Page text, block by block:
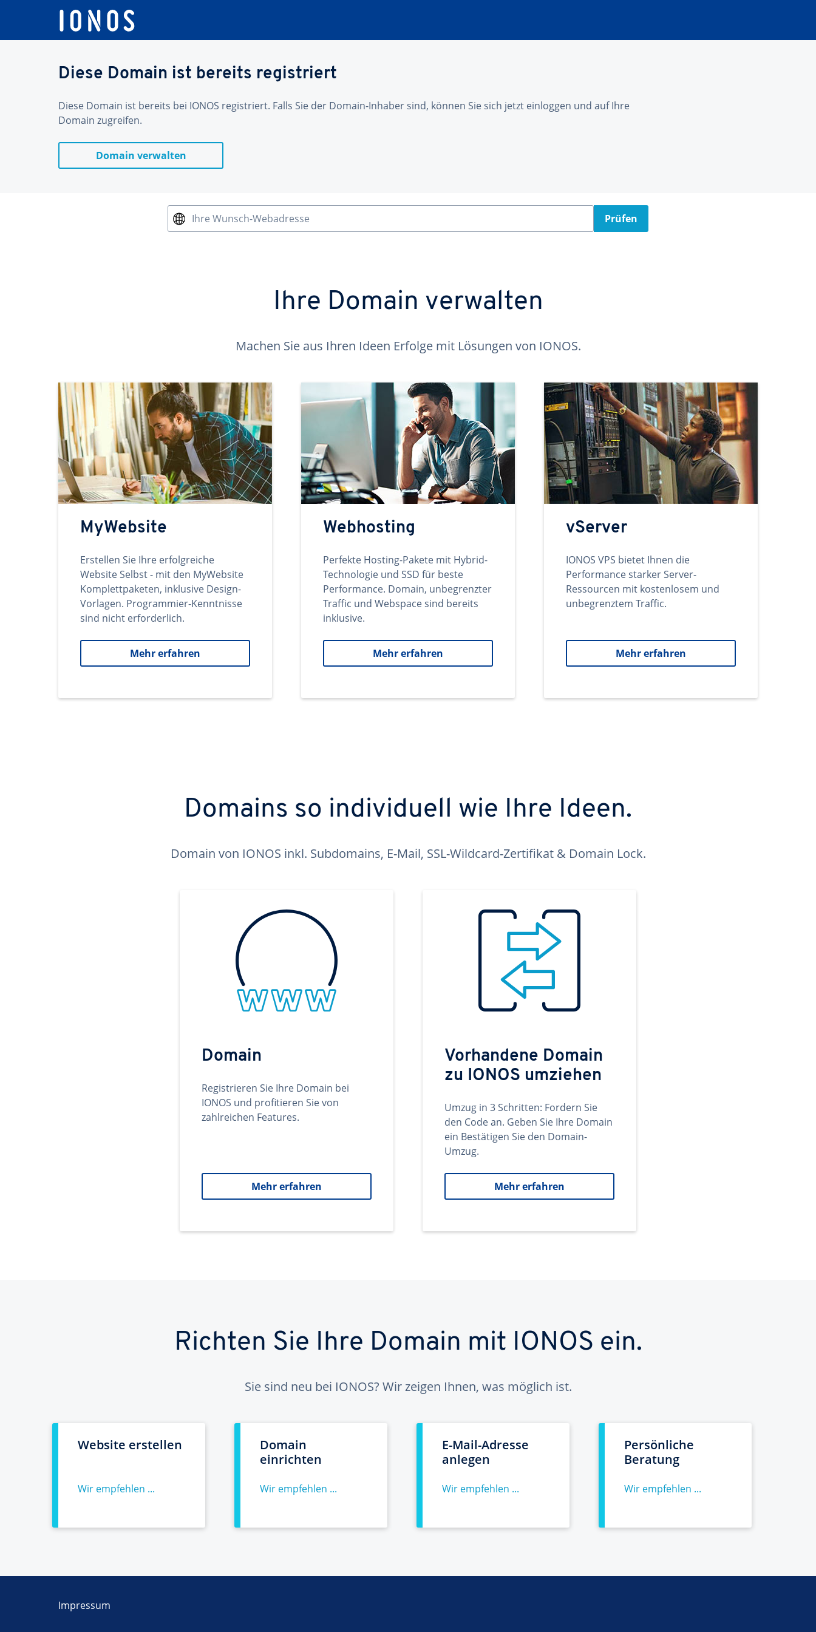
Diese Domain ist bereits registriert
Diese Domain ist bereits bei IONOS registriert. Falls Sie der Domain-Inhaber sind, können Sie sich jetzt einloggen und auf Ihre
Domain zugreifen.
Domain verwalten
Ihre Wunsch-Webadresse Prüfen
Ihre Domain verwalten
Machen Sie aus Ihren Ideen Erfolge mit Lösungen von IONOS.
MyWebsite
Erstellen Sie Ihre erfolgreiche
Website Selbst - mit den MyWebsite
Komplettpaketen, inklusive Design-
Vorlagen. Programmier-Kenntnisse
sind nicht erforderlich.
Mehr erfahren
Webhosting
Perfekte Hosting-Pakete mit Hybrid-
Technologie und SSD für beste
Performance. Domain, unbegrenzter
Traffic und Webspace sind bereits
inklusive.
Mehr erfahren
vServer
IONOS VPS bietet Ihnen die
Performance starker Server-
Ressourcen mit kostenlosem und
unbegrenztem Traffic.
Mehr erfahren
Domains so individuell wie Ihre Ideen.
Domain von IONOS inkl. Subdomains, E-Mail, SSL-Wildcard-Zertifikat & Domain Lock.
Domain
Registrieren Sie Ihre Domain bei
IONOS und profitieren Sie von
zahlreichen Features.
Mehr erfahren
Vorhandene Domain
zu IONOS umziehen
Umzug in 3 Schritten: Fordern Sie
den Code an. Geben Sie Ihre Domain
ein Bestätigen Sie den Domain-
Umzug.
Mehr erfahren
Richten Sie Ihre Domain mit IONOS ein.
Sie sind neu bei IONOS? Wir zeigen Ihnen, was möglich ist.
Website erstellen
Wir empfehlen ...
Domain
einrichten
Wir empfehlen ...
E-Mail-Adresse
anlegen
Wir empfehlen ...
Persönliche
Beratung
Wir empfehlen ...
Impressum